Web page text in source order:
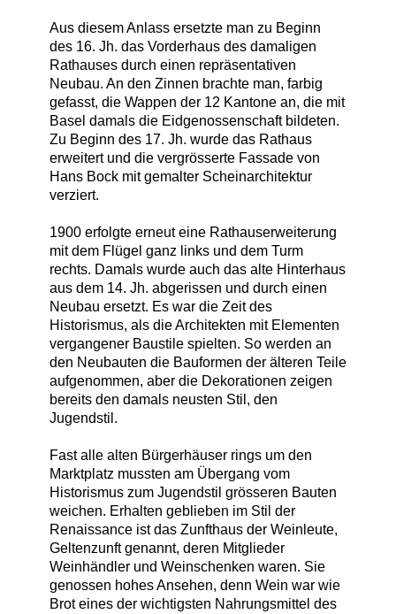
Aus diesem Anlass ersetzte man zu Beginn
des 16. Jh. das Vorderhaus des damaligen
Rathauses durch einen repräsentativen
Neubau. An den Zinnen brachte man, farbig
gefasst, die Wappen der 12 Kantone an, die mit
Basel damals die Eidgenossenschaft bildeten.
Zu Beginn des 17. Jh. wurde das Rathaus
erweitert und die vergrösserte Fassade von
Hans Bock mit gemalter Scheinarchitektur
verziert.
1900 erfolgte erneut eine Rathauserweiterung
mit dem Flügel ganz links und dem Turm
rechts. Damals wurde auch das alte Hinterhaus
aus dem 14. Jh. abgerissen und durch einen
Neubau ersetzt. Es war die Zeit des
Historismus, als die Architekten mit Elementen
vergangener Baustile spielten. So werden an
den Neubauten die Bauformen der älteren Teile
aufgenommen, aber die Dekorationen zeigen
bereits den damals neusten Stil, den
Jugendstil.
Fast alle alten Bürgerhäuser rings um den
Marktplatz mussten am Übergang vom
Historismus zum Jugendstil grösseren Bauten
weichen. Erhalten geblieben im Stil der
Renaissance ist das Zunfthaus der Weinleute,
Geltenzunft genannt, deren Mitglieder
Weinhändler und Weinschenken waren. Sie
genossen hohes Ansehen, denn Wein war wie
Brot eines der wichtigsten Nahrungsmittel des